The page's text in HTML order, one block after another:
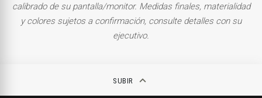
calibrado de su pantalla/monitor. Medidas finales, materialidad
y colores sujetos a confirmación, consulte detalles con su
ejecutivo.
SUBIR keyboard_arrow_up